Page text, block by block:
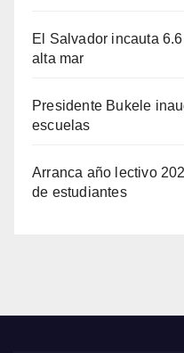
El Salvador incauta
alta mar
Presidente Bukele
escuelas
Arranca año lectivo
de estudiantes